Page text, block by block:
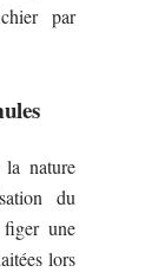
par
la nature
du
une
lors